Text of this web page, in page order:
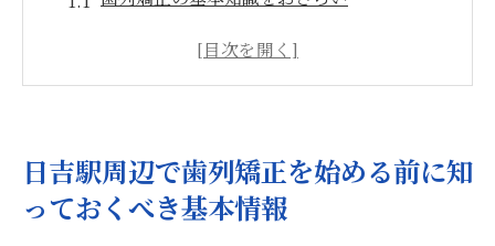
歯列矯正を始める前に必要な準備
費用を抑えた歯列矯正の選択肢を日吉駅で探る
日吉駅周辺で歯列矯正を始める前に知
っておくべき基本情報